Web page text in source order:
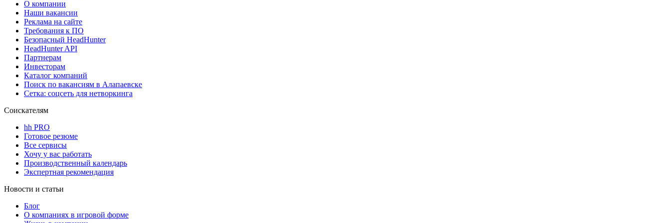
О компании
Наши вакансии
Реклама на сайте
Требования к ПО
Безопасный HeadHunter
HeadHunter API
Партнерам
Инвесторам
Каталог компаний
Поиск по вакансиям в Алапаевске
Сетка: соцсеть для нетворкинга
Соискателям
hh PRO
Готовое резюме
Все сервисы
Хочу у вас работать
Производственный календарь
Экспертная рекомендация
Новости и статьи
Блог
О компаниях в игровой форме